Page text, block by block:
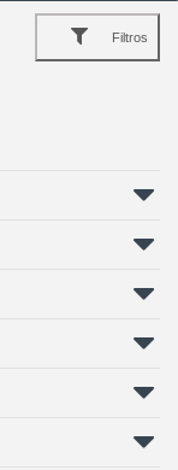
Filtros